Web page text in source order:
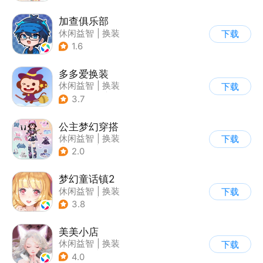
加查俱乐部
休闲益智
换装
1.6
下载
多多爱换装
休闲益智
换装
| 儿童游戏
3.7
下载
公主梦幻穿搭
休闲益智
换装
| 女性向
2.0
下载
梦幻童话镇2
休闲益智
换装
| 女性向
3.8
下载
美美小店
休闲益智
换装
| 女性向
4.0
下载